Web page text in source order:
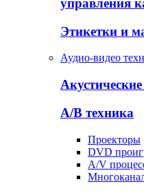
управления
Этикетки и
Аудио-видео
А/В техника
Проекторы
DVD
A/V